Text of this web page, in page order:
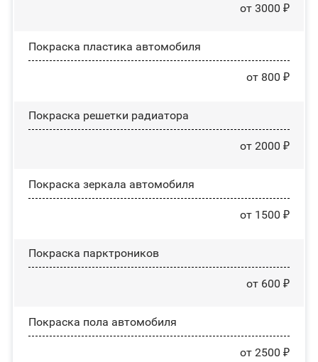
от 3000 ₽
Покраска пластика автомобиля
от 800 ₽
Покраска решетки радиатора
от 2000 ₽
Покраска зеркала автомобиля
от 1500 ₽
Покраска парктроников
от 600 ₽
Покраска пола автомобиля
от 2500 ₽